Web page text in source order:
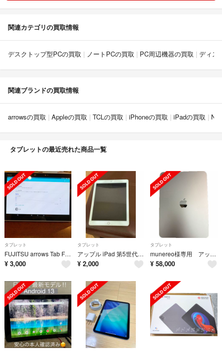
関連カテゴリの買取情報
デスクトップ型PCの買取 ノートPCの買取 PC周辺機器の買取 ディス
関連ブランドの買取情報
arrowsの買取 Appleの買取 TCLの買取 iPhoneの買取 iPadの買取
タブレットの最近売れた商品一覧
タブレット
FUJITSU arrows Tab F-04H White
¥ 3,000
タブレット
アップル iPad 第5世代 WiFi/Cellular 32GB ゴールド
¥ 2,000
タブレット
munereo様専用 アップル iPad A16 WiFi 128GB シルバー
¥ 58,000